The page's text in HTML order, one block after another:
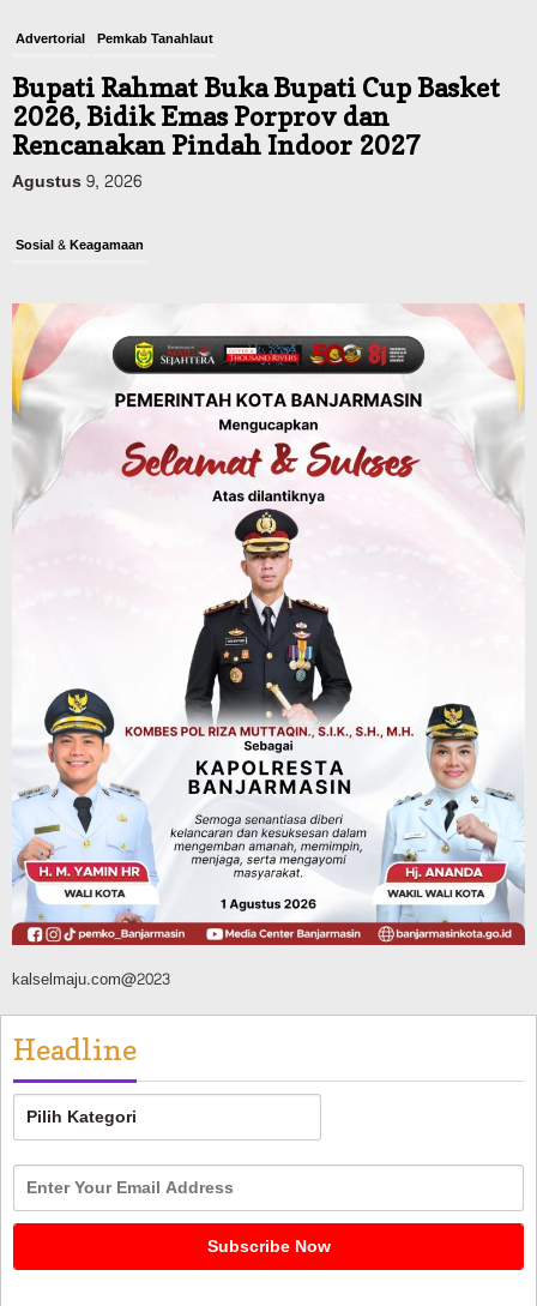
Advertorial Pemkab Tanahlaut
Bupati Rahmat Buka Bupati Cup Basket
2026, Bidik Emas Porprov dan
Rencanakan Pindah Indoor 2027
Agustus 9, 2026
Sosial & Keagamaan
Jamnas XII Cibubur, Termasuk Dua
Peserta Berkebutuhan Khusus
Agustus 9, 2026
Budaya & Pariwisata
Bunda PAUD Banjarmasin Ajak Anak
Belajar Sambil Lihat Satwa, Jelajah
Literasi di Taman Jahri Saleh
Pemkab Balangan
28 Pelajar Halong Balangan Jalani
Latihan Intensif Paskibraka, Ditempa
TNI-Polri Sambut HUT ke-81 RI
Agustus 9, 2026
kalselmaju.com@2023
Headline
Headline